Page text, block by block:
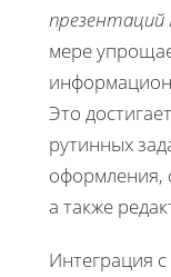
презентаций
мере
Это
рутинных
оформления,
а также
Интеграция